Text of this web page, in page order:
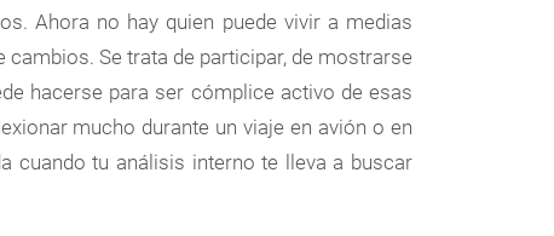
Ahora no hay quien puede vivir a medias
Se trata de participar, de mostrarse
hacerse para ser cómplice activo de esas
mucho durante un viaje en avión o en
cuando tu análisis interno te lleva a buscar